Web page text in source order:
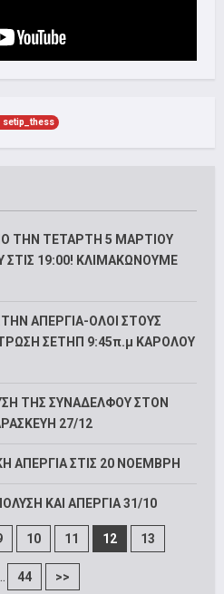
setip_thess
ΤΗΝ ΤΕΤΑΡΤΗ 5 ΜΑΡΤΙΟΥ
ΣΤΙΣ 19:00! ΚΛΙΜΑΚΩΝΟΥΜΕ
ΑΠΕΡΓΙΑ-ΟΛΟΙ ΣΤΟΥΣ
ΣΕΤΗΠ 9:45π.μ ΚΑΡΟΛΟΥ
ΤΗΣ ΣΥΝΑΔΕΛΦΟΥ ΣΤΟΝ
27/12
ΑΠΕΡΓΙΑ ΣΤΙΣ 20 ΝΟΕΜΒΡΗ
ΚΑΙ ΑΠΕΡΓΙΑ 31/10
10 11 12 13
44 >>